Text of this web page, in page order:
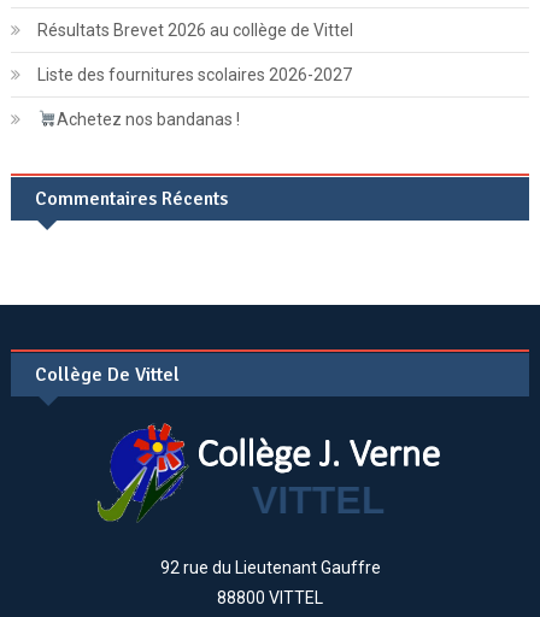
Résultats Brevet 2026 au collège de Vittel
Liste des fournitures scolaires 2026-2027
Achetez nos bandanas !
Commentaires Récents
Collège De Vittel
92 rue du Lieutenant Gauffre
88800 VITTEL